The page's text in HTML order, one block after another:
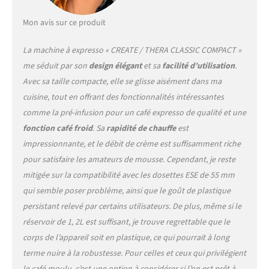
réservoir ne chauffe pas,
donc le café est à la
température de l'eau
utilisée. Il est recommandé
d'utiliser de l'eau froide
pour un meilleur résultat.
|CAFÉ SIGNATURE|
Préparez des cafés signature
: Espresso, macchiato,
cappuccino, frappé… et
bien d'autres. Choisissez le
café que vous préférez et, si
vous le souhaitez, ajoutez
de la mousse de lait grâce à
sa buse vapeur orientable.
|FACILE À NETTOYER|
Avec un bac d'égouttage
amovible.
Mon avis sur ce produit
La machine à expresso « CREATE / THERA CLASSIC COMPACT »
me séduit par son design élégantet safacilité d’utilisation.
Avec sa taille compacte, elle se glisse aisément dans ma
cuisine, tout en offrant des fonctionnalités intéressantes
comme la pré-infusion pour un café expresso de qualité et une
fonction café froid. Sarapidité de chauffeest
impressionnante, et le débit de crème est suffisamment riche
pour satisfaire les amateurs de mousse. Cependant, je reste
mitigée sur la compatibilité avec les dosettes ESE de 55 mm
qui semble poser problème, ainsi que le goût de plastique
persistant relevé par certains utilisateurs. De plus, même si le
réservoir de 1, 2L est suffisant, je trouve regrettable que le
corps de l’appareil soit en plastique, ce qui pourrait à long
terme nuire à la robustesse. Pour celles et ceux qui privilégient